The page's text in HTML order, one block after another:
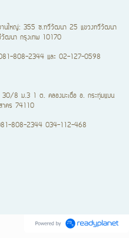
านใหญ่: 355 ซ.ทวีวัฒนา 25 แขวงทวีวัฒนา
วัฒนา กรุงเทพ 10170
808-2344 และ 02-127-0598
30/8 ม.3 1 ต. คลองมะเดื่อ อ. กระทุ่มแบน
าคร 74110
808-2344 034-112-468